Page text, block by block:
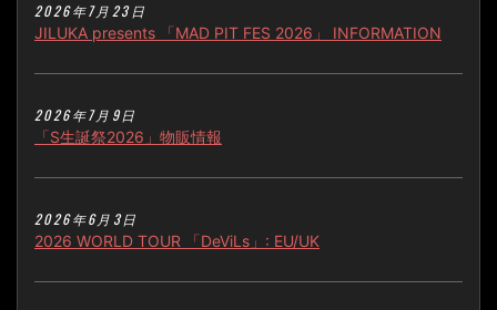
2026年7月23日
JILUKA presents 「MAD PIT FES 2026」 INFORMATION
2026年7月9日
「S生誕祭2026」物販情報
2026年6月3日
2026 WORLD TOUR 「DeViLs」: EU/UK